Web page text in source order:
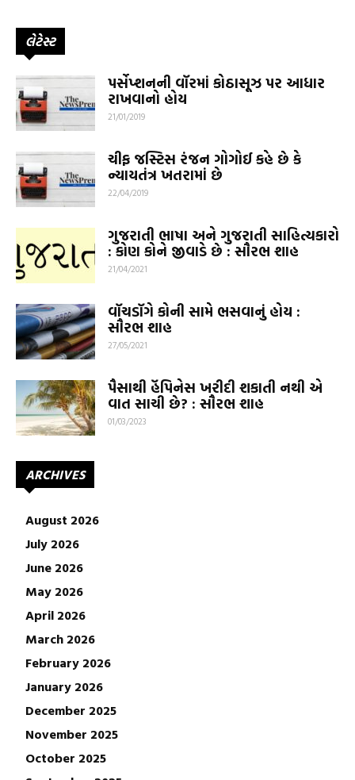
લેટેસ્ટ
પર્સેપ્શનની વૉરમાં કોઠાસૂઝ પર આધાર
રાખવાનો હોય
21/01/2019
ચીફ જસ્ટિસ રંજન ગોગોઈ કહે છે કે
ન્યાયતંત્ર ખતરામાં છે
22/04/2019
ગુજરાતી ભાષા અને ગુજરાતી સાહિત્યકારો
: કોણ કોને જીવાડે છે : સૌરભ શાહ
21/04/2021
વૉચડૉગે કોની સામે ભસવાનું હોય :
સૌરભ શાહ
27/05/2021
પૈસાથી હૅપિનેસ ખરીદી શકાતી નથી એ
વાત સાચી છે? : સૌરભ શાહ
01/03/2023
ARCHIVES
August 2026
July 2026
June 2026
May 2026
April 2026
March 2026
February 2026
January 2026
December 2025
November 2025
October 2025